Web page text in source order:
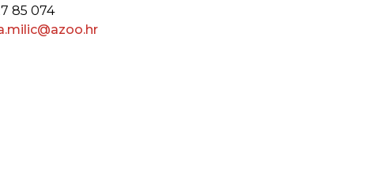
85 074